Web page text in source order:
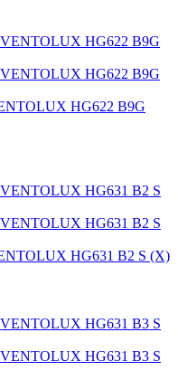
HG622 B9G
HG631 B2 S (X)